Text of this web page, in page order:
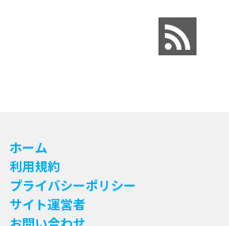
ホーム
利用規約
プライバシーポリシー
サイト運営者